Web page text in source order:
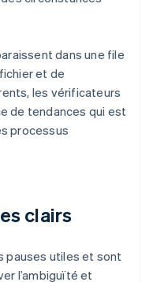
dans une file
et de
les vérificateurs
de tendances qui est
processus
clairs
pauses utiles et sont
l’ambiguïté et